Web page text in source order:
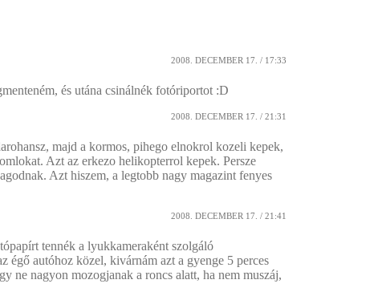
2008. DECEMBER 17. / 17:33
és utána csinálnék fotóriportot :D
2008. DECEMBER 17. / 21:31
majd a kormos, pihego elnokrol kozeli kepek,
Azt az erkezo helikopterrol kepek. Persze
Azt hiszem, a legtobb nagy magazint fenyes
2008. DECEMBER 17. / 21:41
tennék a lyukkameraként szolgáló
égő autóhoz közel, kivárnám azt a gyenge 5 perces
ne nagyon mozogjanak a roncs alatt, ha nem muszáj,